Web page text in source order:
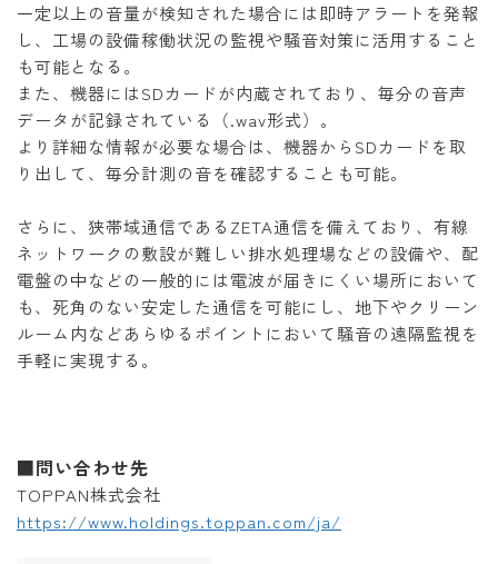
一定以上の音量が検知された場合には即時アラートを発報
し、工場の設備稼働状況の監視や騒音対策に活用すること
も可能となる。
また、機器にはSDカードが内蔵されており、毎分の音声
データが記録されている（.wav形式）。
より詳細な情報が必要な場合は、機器からSDカードを取
り出して、毎分計測の音を確認することも可能。
さらに、狭帯域通信であるZETA通信を備えており、有線
ネットワークの敷設が難しい排水処理場などの設備や、配
電盤の中などの一般的には電波が届きにくい場所において
も、死角のない安定した通信を可能にし、地下やクリーン
ルーム内などあらゆるポイントにおいて騒音の遠隔監視を
手軽に実現する。
■問い合わせ先
TOPPAN株式会社
https://www.holdings.toppan.com/ja/